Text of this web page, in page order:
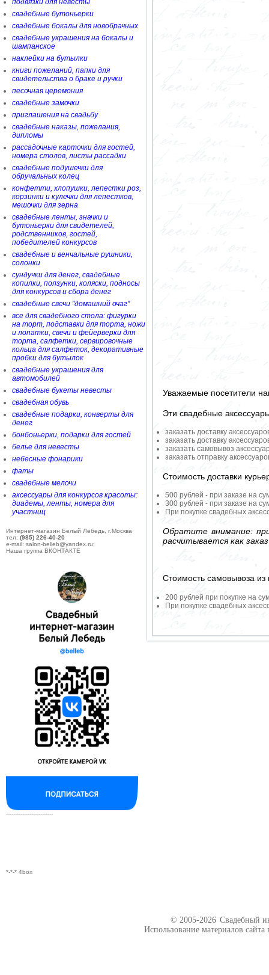
подвязки для невесты
свадебные бутоньерки
свадебные бокалы для новобрачных
свадебные украшения на бокалы и
шампанское
наклейки на бутылки
книги пожеланий, папки для
свидетельства о браке и ручки
песочная церемония
свадебные замочки
приглашения на свадьбу
свадебные наказы, пожелания,
дипломы
рассадочные карточки для гостей,
номера столов, листы рассадки
свадебные подушечки для
обручальных колец
конфетти, хлопушки, лепестки роз,
корзинки и кулечки для лепестков,
мешочки для зерна
свадебные ленты, значки и
бутоньерки для свидетелей,
родственников, гостей,
победителей конкурсов
свадебные и венчальные рушники,
солонки
сундучки для денег, свадебные
копилки, ползунки, коляски, подносы
для конкурсов и сбора денег
свадебные свечи "домашний очаг"
все для свадебного стола: фигурки
на торт, подставки для торта, ножи
и лопатки, свечи и фейерверки для
торта, салфетки, сервировочные
кольца для салфеток, декоративные
пробки для бутылок
свадебные украшения для
автомобилей
свадебные букеты невесты
свадебная обувь
свадебные подарки, конверты для
денег
бонбоньерки, подарки для гостей
белье для невесты
небесные фонарики
фаты
свадебные мелочи
аксессуары для конкурсов красоты:
диадемы, ленты, номера для
участниц
Интернет-магазин Белый Лебедь, г.Москва
тел: (985) 226-40-20
e-mail: salon-belleb@yandex.ru;
Наша группа ВКОНТАКТЕ
--------------------------
*-*-* 4box
Уважаемые посетители
Эти свадебные
заказать доставку
заказать доставку
заказать самовывоз
заказать отправку
Стоимость доставки
500 рублей - при заказе на
300 рублей - при заказе на
При покупке свадебных
Обратите внимание:
расчитывается как
Стоимость самовывоза из
200 рублей при покупке на
При покупке свадебных
© 2005-2026 Свадебный
Использование материалов